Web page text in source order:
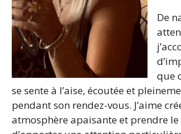
De
que
se sente à l’aise, écoutée et
pendant son rendez-vous. J’aime
atmosphère apaisante et prendre